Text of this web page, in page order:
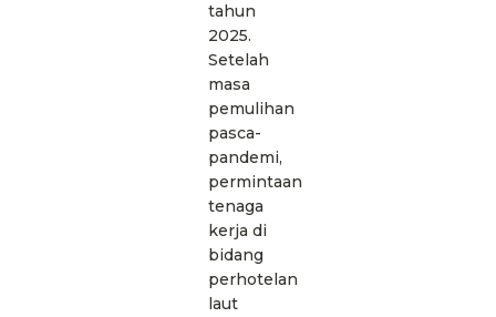
tahun
2025.
Setelah
masa
pemulihan
pasca-
pandemi,
permintaan
tenaga
kerja di
bidang
perhotelan
laut